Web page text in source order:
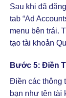
Sau khi đã
tab “Ad
menu bên trái.
tạo tài khoản
Bước 5: Điền
Điền các thông
bạn như tên tài